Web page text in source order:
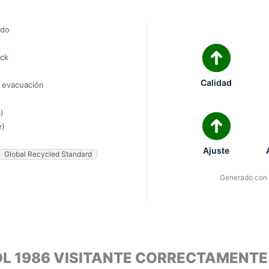
Global Recycled Standard
Calidad
Ajuste
Generado
1986 VISITANTE CORRECTAMENTE